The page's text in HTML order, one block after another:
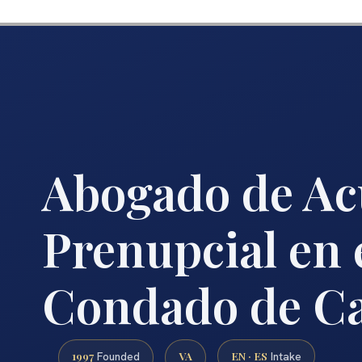
Abogado de
Prenupcial en
Condado de
1997 Founded VA EN · ES Intake